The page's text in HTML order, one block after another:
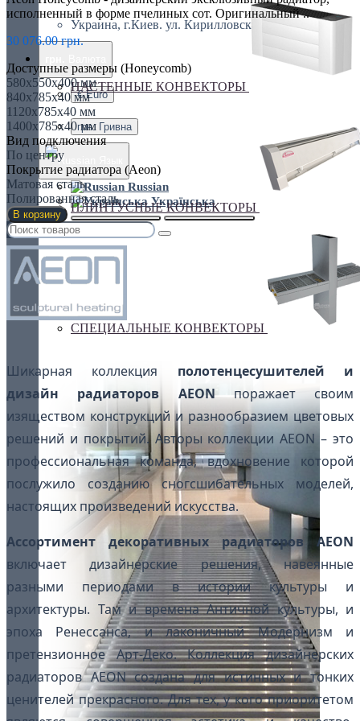
Украина, г.Киев. ул. Кирилловская,160А
€ Euro
грн. Гривна
Russian
Українська
НАСТЕННЫЕ КОНВЕКТОРЫ
ПЛИНТУСНЫЕ КОНВЕКТОРЫ
СПЕЦИАЛЬНЫЕ КОНВЕКТОРЫ
исполненный в форме пчелиных сот. Оригинальный ..
30 076.00 грн.
Доступные размеры (Honeycomb)
580х550х400 мм
840х785х40 мм
1120х785х40 мм
1400х785х40 мм
Вид подключения
По центру
Покрытие радиатора (Aeon)
Матовая сталь
Полированная сталь
В корзину
Шикарная коллекция полотенцесушителей и
дизайн радиаторов AEONпоражает своим
изяществом конструкций и разнообразием цветовых
решений и покрытий. Авторы коллекции AEON – это
профессиональная команда, вдохновение которой
послужило созданию сногсшибательных моделей,
настоящих произведений искусства.
Ассортимент декоративных радиаторов AEON
включает дизайнерские решения, навеянные
разными периодами в истории культуры и
архитектуры. Там и времена Античной культуры, и
эпоха Ренессанса, и лаконичный Модернизм и
претензионное Арт-Деко. Коллекция дизайнерских
радиаторов AEON создана для истинных и тонких
ценителей прекрасного. Для тех, у кого приоритетом